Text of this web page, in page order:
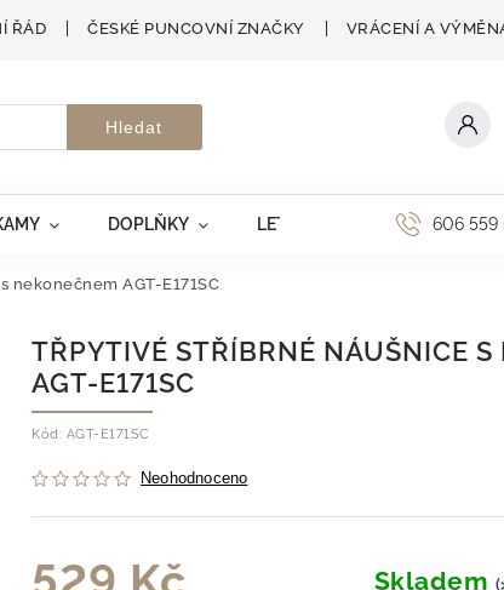
ŘÁD ČESKÉ PUNCOVNÍ ZNAČKY VRÁCENÍ A
Hledat
DOPLŇKY LETNÍ AKCE 606 559
AGT-E171SC
TŘPYTIVÉ STŘÍBRNÉ NÁUŠNICE S
AGT-E171SC
Kód: AGT-E171SC
Neohodnoceno
Skladem